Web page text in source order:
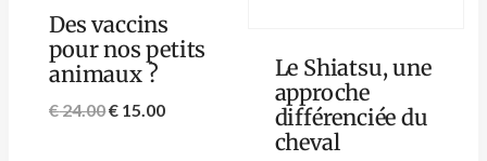
Des vaccins
pour nos petits
animaux ?
€24.00€ 15.00
Le Shiatsu, une
approche
différenciée du
cheval